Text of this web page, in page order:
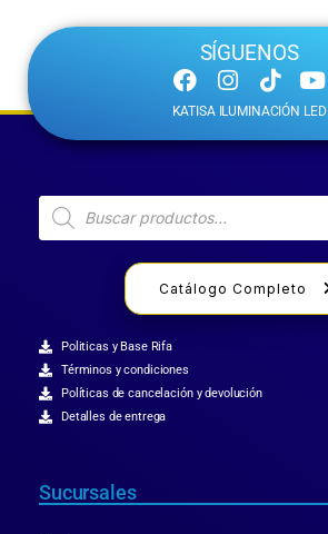
SÍGUENOS
KATISA ILUMINACIÓN LED
Catálogo Completo
Politicas y Base Rifa
Términos y condiciones
Políticas de cancelación y devolución
Detalles de entrega
Sucursales